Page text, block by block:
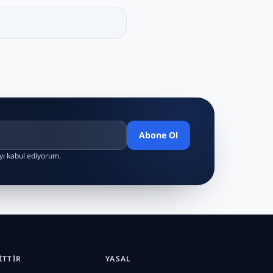
Abone Ol
kabul ediyorum.
YASAL